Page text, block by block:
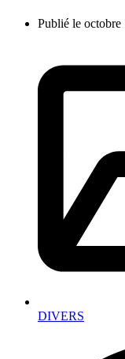
Publié le octobre
DIVERS